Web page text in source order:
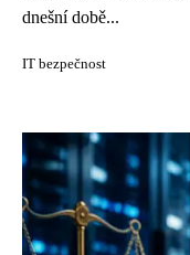
dnešní době...
IT bezpečnost